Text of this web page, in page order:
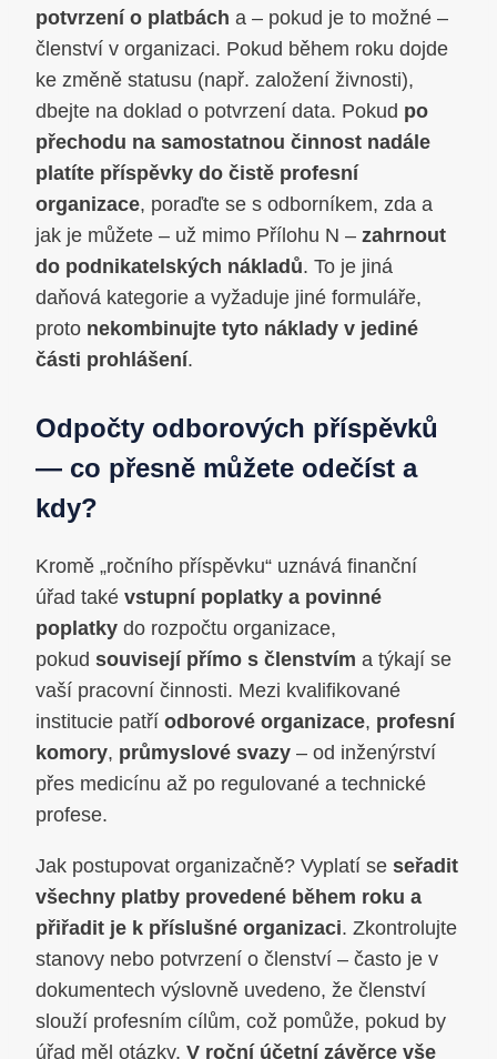
potvrzení o platbách a – pokud je to možné –
členství v organizaci. Pokud během roku dojde
ke změně statusu (např. založení živnosti),
dbejte na doklad o potvrzení data. Pokud po
přechodu na samostatnou činnost nadále
platíte příspěvky do čistě profesní
organizace, poraďte se s odborníkem, zda a
jak je můžete – už mimo Přílohu N – zahrnout
do podnikatelských nákladů. To je jiná
daňová kategorie a vyžaduje jiné formuláře,
proto nekombinujte tyto náklady v jediné
části prohlášení.
Odpočty odborových příspěvků
— co přesně můžete odečíst a
kdy?
Kromě „ročního příspěvku“ uznává finanční
úřad také vstupní poplatky a povinné
poplatky do rozpočtu organizace,
pokud souvisejí přímo s členstvím a týkají se
vaší pracovní činnosti. Mezi kvalifikované
institucie patří odborové organizace, profesní
komory, průmyslové svazy – od inženýrství
přes medicínu až po regulované a technické
profese.
Jak postupovat organizačně? Vyplatí se seřadit
všechny platby provedené během roku a
přiřadit je k příslušné organizaci. Zkontrolujte
stanovy nebo potvrzení o členství – často je v
dokumentech výslovně uvedeno, že členství
slouží profesním cílům, což pomůže, pokud by
úřad měl otázky. V roční účetní závěrce vše